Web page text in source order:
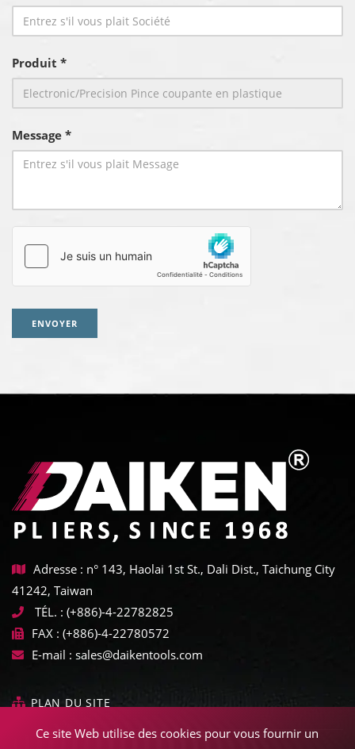
Produit *
Message *
ENVOYER
Adresse : n° 143, Haolai 1st St., Dali Dist., Taichung City
41242, Taiwan
TÉL. : (+886)-4-22782825
FAX : (+886)-4-22780572
E-mail : sales@daikentools.com
PLAN DU SITE
Ce site Web utilise des cookies pour vous fournir un